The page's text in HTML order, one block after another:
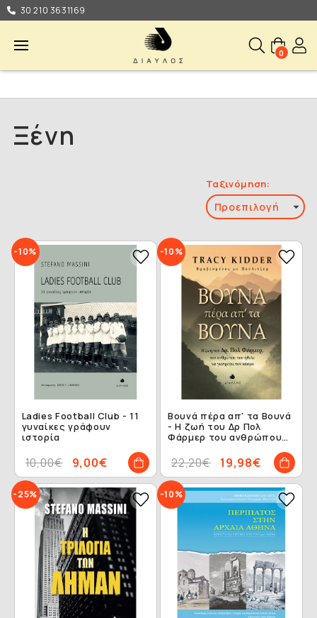
30 210 3631169
0
Ξένη
Ταξινόμηση:
-10%
Ladies Football Club - 11
γυναίκες γράφουν
ιστορία
9,00€
10,00€
-10%
Βουνά πέρα απ' τα Βουνά
- Η ζωή του Δρ Πολ
Φάρμερ του ανθρώπου
τον κόσμο
19,98€
22,20€
-25% -10%